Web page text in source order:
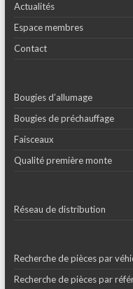
Actualités
Espace membres
Contact
Bougies d’allumage
Bougies de préchauffage
Faisceaux
Qualité première monte
Réseau de distribution
Recherche de pièces par
Recherche de pièces par